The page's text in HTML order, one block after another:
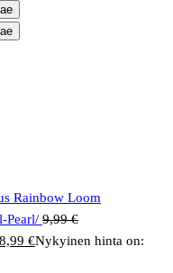
Rainbow Loom
Pearl/ 9,99€
8,99 €Nykyinen hinta on: